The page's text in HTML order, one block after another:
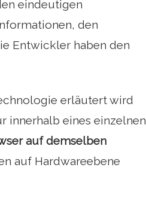
eindeutigen
den
Entwickler haben den
erläutert wird
innerhalb eines einzelnen
auf demselben
auf Hardwareebene